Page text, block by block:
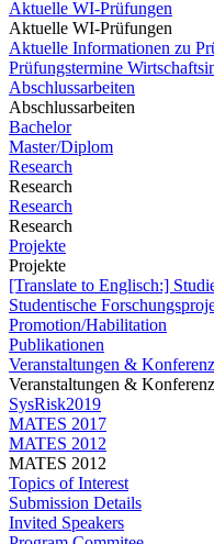
Aktuelle WI-Prüfungen
Aktuelle WI-Prüfungen
Aktuelle Informationen zu
Prüfungstermine
Abschlussarbeiten
Abschlussarbeiten
Bachelor
Master/Diplom
Research
Research
Research
Research
Projekte
Projekte
[Translate to Englisch:]
Studentische
Promotion/Habilitation
Publikationen
Veranstaltungen &
Veranstaltungen &
SysRisk2019
MATES 2017
MATES 2012
MATES 2012
Topics of Interest
Submission Details
Invited Speakers